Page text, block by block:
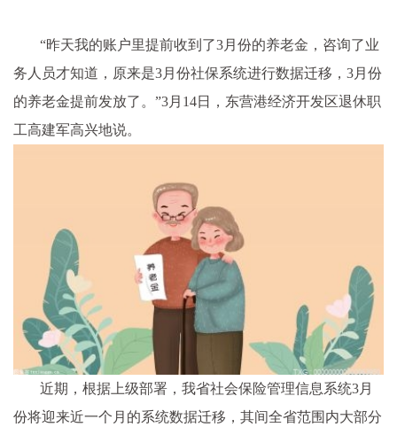
“昨天我的账户里提前收到了3月份的养老金，咨询了业
务人员才知道，原来是3月份社保系统进行数据迁移，3月份
的养老金提前发放了。”3月14日，东营港经济开发区退休职
工高建军高兴地说。
近期，根据上级部署，我省社会保险管理信息系统3月
份将迎来近一个月的系统数据迁移，其间全省范围内大部分